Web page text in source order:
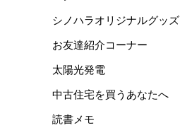
シノハラオリジナルグッズ
お友達紹介コーナー
太陽光発電
中古住宅を買うあなたへ
読書メモ